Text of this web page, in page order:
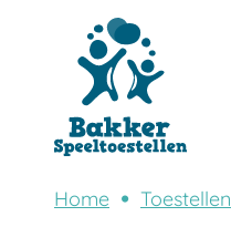
Home Toestellen